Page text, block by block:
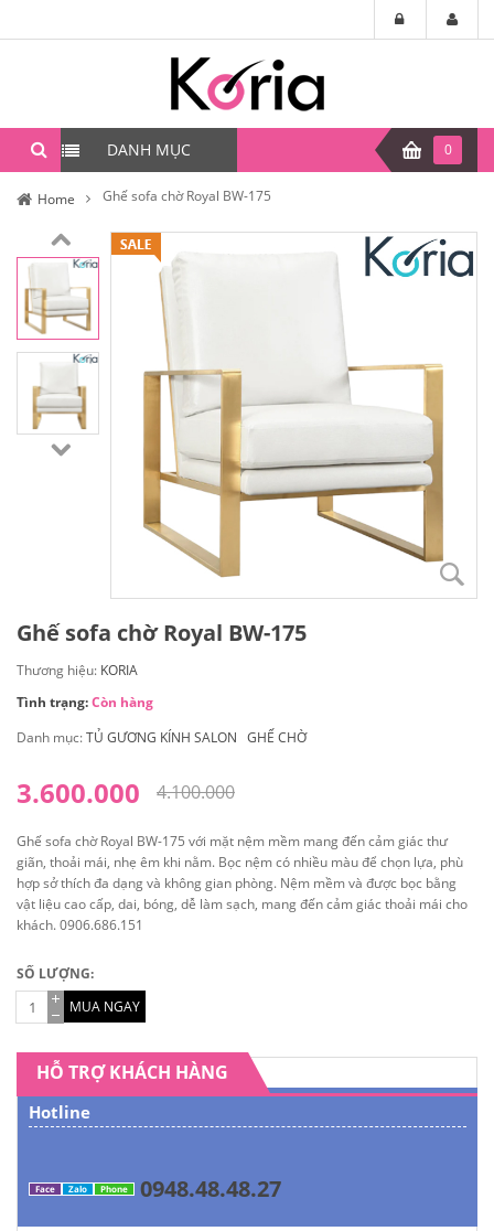
DANH MỤC 0
Home Ghế sofa chờ Royal BW-175
Ghế sofa chờ Royal BW-175
Thương hiệu: KORIA
Tình trạng:Còn hàng
Danh mục:TỦ GƯƠNG KÍNH SALON GHẾ CHỜ
4.100.000
3.600.000
Ghế sofa chờ Royal BW-175 với mặt nệm mềm mang đến cảm giác thư
giãn, thoải mái, nhẹ êm khi nằm. Bọc nệm có nhiều màu để chọn lựa, phù
hợp sở thích đa dạng và không gian phòng. Nệm mềm và được bọc bằng
vật liệu cao cấp, dai, bóng, dễ làm sạch, mang đến cảm giác thoải mái cho
khách. 0906.686.151
SỐ LƯỢNG:
MUA NGAY
HỖ TRỢ KHÁCH HÀNG
Hotline
Face Zalo Phone 0948.48.48.27